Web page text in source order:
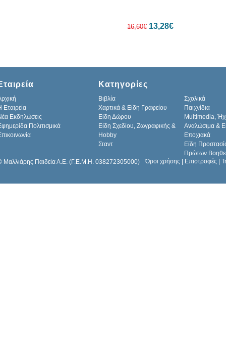
16,60€ 13,28€
Εταιρεία
Εκδηλώσεις
Πολιτισμικά
Κατηγορίες
Βιβλία
Σχολικά
Χαρτικά & Είδη Γραφείου
Παιχνίδια
Είδη Δώρου
Multimedia,
Είδη Σχεδίου, Ζωγραφικής &
Hobby
Αναλώσιμα &
Εποχιακά
Σταντ
Είδη
Πρώτων
Μαλλιάρης Παιδεία Α.Ε. (Γ.Ε.Μ.Η. 038272305000)
Όροι χρήσης Επιστροφές